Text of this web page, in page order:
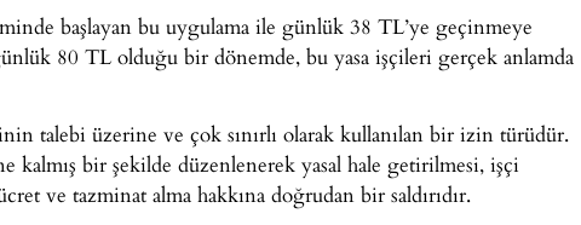
başlayan bu uygulama ile günlük 38 TL’ye geçinmeye
80 TL olduğu bir dönemde, bu yasa işçileri gerçek anlamda
talebi üzerine ve çok sınırlı olarak kullanılan bir izin türüdür.
bir şekilde düzenlenerek yasal hale getirilmesi, işçi
ve tazminat alma hakkına doğrudan bir saldırıdır.